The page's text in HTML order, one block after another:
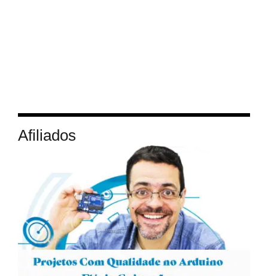
Afiliados